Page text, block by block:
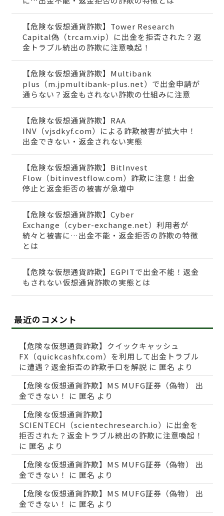
【危険な仮想通貨詐欺】Tower Research
Capital偽（trcam.vip）に出金を拒否された？返
金トラブル続出の詐欺に注意喚起！
【危険な仮想通貨詐欺】Multibank
plus（m.jpmultibank-plus.net）で出金申請が
通らない？返金もされない詐欺の仕組みに注意
【危険な仮想通貨詐欺】RAA
INV（vjsdkyf.com）による詐欺被害が拡大中！
出金できない・返金されない実態
【危険な仮想通貨詐欺】BitInvest
Flow（bitinvestflow.com）詐欺に注意！出金
停止と返金拒否の被害が急増中
【危険な仮想通貨詐欺】Cyber
Exchange（cyber-exchange.net）利用者が
続々と被害に…出金不能・返金拒否の詐欺の特徴
とは
【危険な仮想通貨詐欺】EGPITで出金不能！返金
もされない仮想通貨詐欺の実態とは
最近のコメント
【危険な仮想通貨詐欺】クイックキャッシュ
FX（quickcashfx.com）を利用して出金トラブル
に遭遇？返金拒否の詐欺手口を解説 に 匿名 より
【危険な仮想通貨詐欺】MS MUFG証券（偽物） 出
金できない！
に 匿名 より
【危険な仮想通貨詐欺】
SCIENTECH（scientechresearch.io）に出金を
拒否された？返金トラブル続出の詐欺に注意喚起！
に 匿名 より
【危険な仮想通貨詐欺】MS MUFG証券（偽物） 出
金できない！
に 匿名 より
【危険な仮想通貨詐欺】MS MUFG証券（偽物） 出
金できない！
に 匿名 より